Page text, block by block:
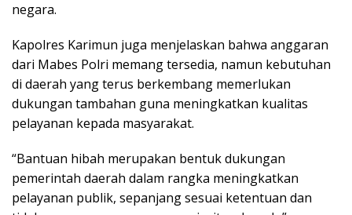
negara.
Kapolres Karimun juga menjelaskan bahwa anggaran
dari Mabes Polri memang tersedia, namun kebutuhan
di daerah yang terus berkembang memerlukan
dukungan tambahan guna meningkatkan kualitas
pelayanan kepada masyarakat.
“Bantuan hibah merupakan bentuk dukungan
pemerintah daerah dalam rangka meningkatkan
pelayanan publik, sepanjang sesuai ketentuan dan